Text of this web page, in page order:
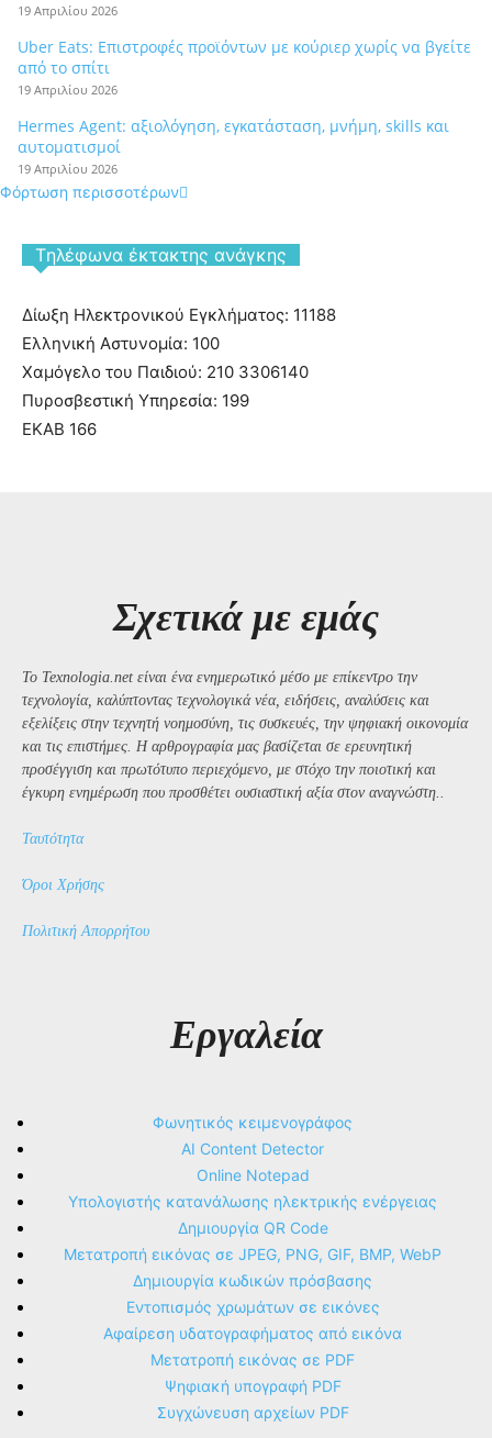
19 Απριλίου 2026
Uber Eats: Επιστροφές προϊόντων με κούριερ χωρίς να βγείτε
από το σπίτι
19 Απριλίου 2026
Hermes Agent: αξιολόγηση, εγκατάσταση, μνήμη, skills και
αυτοματισμοί
19 Απριλίου 2026
Φόρτωση περισσοτέρων
Tηλέφωνα έκτακτης ανάγκης
Δίωξη Ηλεκτρονικού Εγκλήματος: 11188
Ελληνική Αστυνομία: 100
Χαμόγελο του Παιδιού: 210 3306140
Πυροσβεστική Υπηρεσία: 199
ΕΚΑΒ 166
Σχετικά με εμάς
Το Texnologia.net είναι ένα ενημερωτικό μέσο με επίκεντρο την
τεχνολογία, καλύπτοντας τεχνολογικά νέα, ειδήσεις, αναλύσεις και
εξελίξεις στην τεχνητή νοημοσύνη, τις συσκευές, την ψηφιακή οικονομία
και τις επιστήμες. Η αρθρογραφία μας βασίζεται σε ερευνητική
προσέγγιση και πρωτότυπο περιεχόμενο, με στόχο την ποιοτική και
έγκυρη ενημέρωση που προσθέτει ουσιαστική αξία στον αναγνώστη..
Ταυτότητα
Όροι Χρήσης
Πολιτική Απορρήτου
Εργαλεία
Φωνητικός κειμενογράφος
AI Content Detector
Online Notepad
Υπολογιστής κατανάλωσης ηλεκτρικής ενέργειας
Δημιουργία QR Code
Μετατροπή εικόνας σε JPEG, PNG, GIF, BMP, WebP
Δημιουργία κωδικών πρόσβασης
Εντοπισμός χρωμάτων σε εικόνες
Αφαίρεση υδατογραφήματος από εικόνα
Μετατροπή εικόνας σε PDF
Ψηφιακή υπογραφή PDF
Συγχώνευση αρχείων PDF